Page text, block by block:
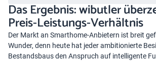
Das Ergebnis: wibutler
Preis-Leistungs-Verhältnis
Der Markt an Smarthome-Anbietern ist breit
Wunder, denn heute hat jeder ambitionierte
Bestandsbaus den Anspruch auf intelligente